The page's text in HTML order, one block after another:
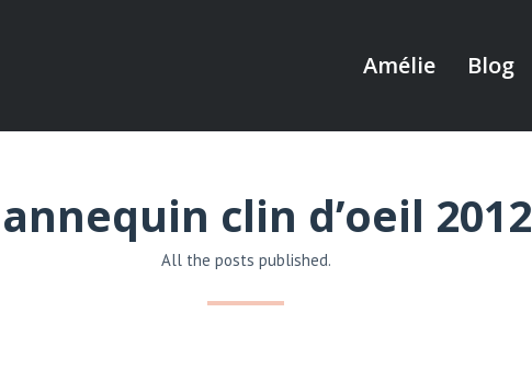
Amélie Blog
clin d’oeil 2012
All the posts published.